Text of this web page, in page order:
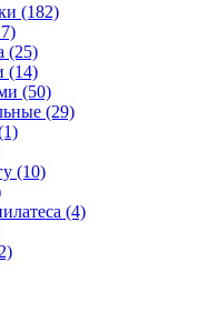
(182)
(25)
(14)
(50)
(29)
(10)
(4)